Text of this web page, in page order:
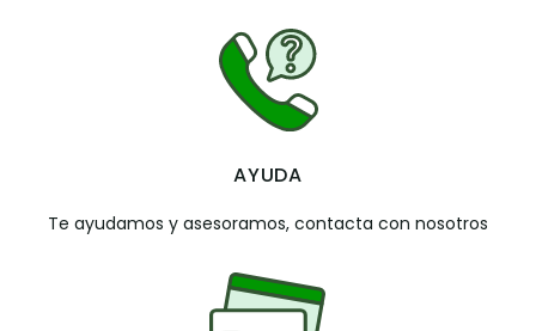
AYUDA
Te ayudamos y asesoramos, contacta con nosotros